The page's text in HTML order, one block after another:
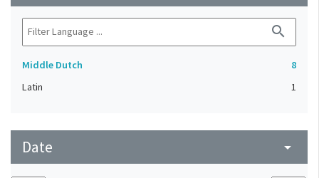
search
Middle Dutch
8
Latin
1
Date arrow_drop_down